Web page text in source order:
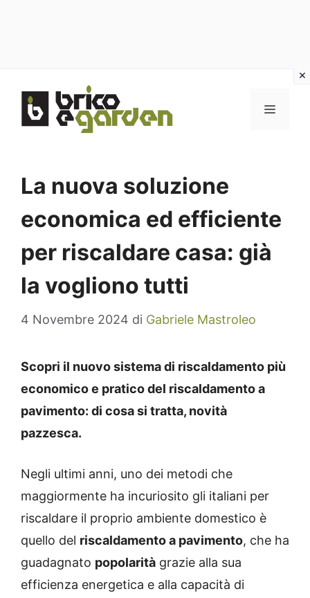
contenuto
MENU
La nuova soluzione
economica ed efficiente
per riscaldare casa: già
la vogliono tutti
4 Novembre 2024 di Gabriele Mastroleo
Scopri il nuovo sistema di riscaldamento più
economico e pratico del riscaldamento a
pavimento: di cosa si tratta, novità
pazzesca.
Negli ultimi anni, uno dei metodi che
maggiormente ha incuriosito gli italiani per
riscaldare il proprio ambiente domestico è
quello del riscaldamento a pavimento, che ha
guadagnato popolarità grazie alla sua
efficienza energetica e alla capacità di